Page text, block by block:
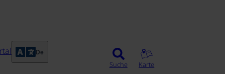
De
Suche Karte